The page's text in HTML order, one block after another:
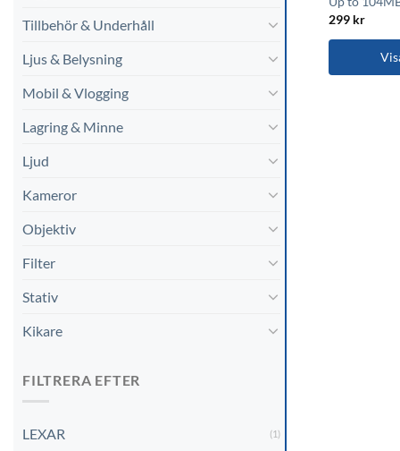
Tillbehör & Underhåll
Ljus & Belysning
Mobil & Vlogging
Lagring & Minne
Ljud
Kameror
Objektiv
Filter
Stativ
Kikare
FILTRERA EFTER
LEXAR (1)
299 kr